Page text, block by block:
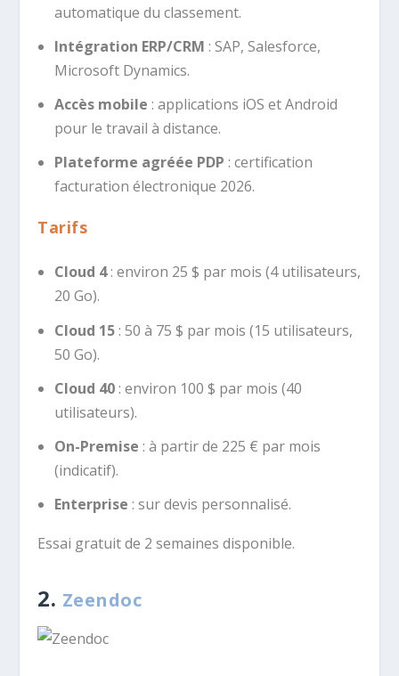
automatique du classement.
Intégration ERP/CRM : SAP, Salesforce,
Microsoft Dynamics.
Accès mobile : applications iOS et Android
pour le travail à distance.
Plateforme agréée PDP : certification
facturation électronique 2026.
Tarifs
Cloud 4: environ 25 $ par mois (4 utilisateurs,
20 Go).
Cloud 15: 50 à 75 $ par mois (15 utilisateurs,
50 Go).
Cloud 40: environ 100 $ par mois (40
utilisateurs).
On-Premise : à partir de 225 € par mois
(indicatif).
Enterprise : sur devis personnalisé.
Essai gratuit de 2 semaines disponible.
2. Zeendoc